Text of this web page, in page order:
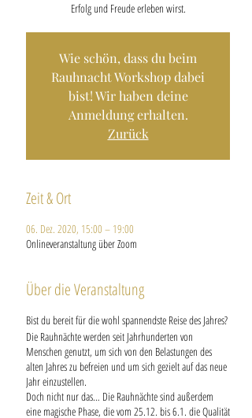
Erfolg und Freude erleben wirst.
Wie schön, dass du beim
Rauhnacht Workshop dabei
bist! Wir haben deine
Anmeldung erhalten.
Zurück
Zeit & Ort
06. Dez. 2020, 15:00 – 19:00
Onlineveranstaltung über Zoom
Über die Veranstaltung
Bist du bereit für die wohl spannendste Reise des Jahres?
Die Rauhnächte werden seit Jahrhunderten von
Menschen genutzt, um sich von den Belastungen des
alten Jahres zu befreien und um sich gezielt auf das neue
Jahr einzustellen.
Doch nicht nur das… Die Rauhnächte sind außerdem
eine magische Phase, die vom 25.12. bis 6.1. die Qualität